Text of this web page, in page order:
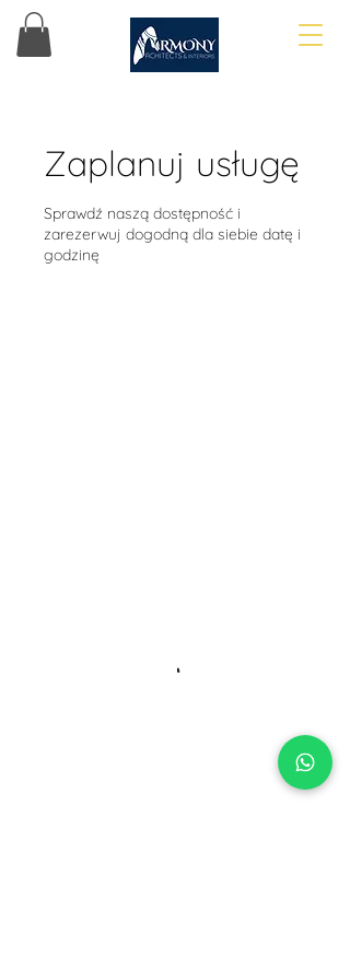
Zaplanuj usługę
Sprawdź naszą dostępność i
zarezerwuj dogodną dla siebie datę i
godzinę